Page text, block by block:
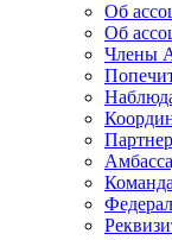
Об
Об
Члены
Команда